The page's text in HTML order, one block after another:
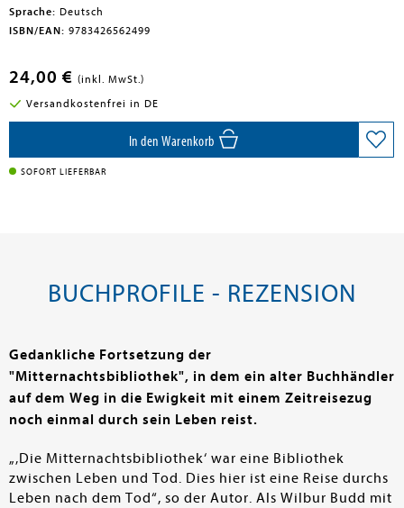
Sprache: Deutsch
ISBN/EAN: 9783426562499
24,00 € (inkl. MwSt.)
Versandkostenfrei in DE
In den Warenkorb
SOFORT LIEFERBAR
BUCHPROFILE - REZENSION
Gedankliche Fortsetzung der
"Mitternachtsbibliothek", in dem ein alter Buchhändler
auf dem Weg in die Ewigkeit mit einem Zeitreisezug
noch einmal durch sein Leben reist.
„‚Die Mitternachtsbibliothek‘ war eine Bibliothek
zwischen Leben und Tod. Dies hier ist eine Reise durchs
Leben nach dem Tod“, so der Autor. Als Wilbur Budd mit